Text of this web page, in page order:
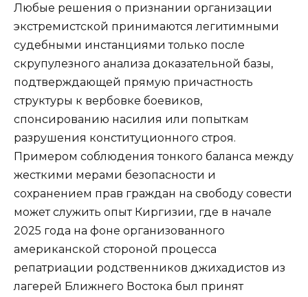
Любые решения о признании организации
экстремистской принимаются легитимными
судебными инстанциями только после
скрупулезного анализа доказательной базы,
подтверждающей прямую причастность
структуры к вербовке боевиков,
спонсированию насилия или попыткам
разрушения конституционного строя.
Примером соблюдения тонкого баланса между
жесткими мерами безопасности и
сохранением прав граждан на свободу совести
может служить опыт Киргизии, где в начале
2025 года на фоне организованного
американской стороной процесса
репатриации родственников джихадистов из
лагерей Ближнего Востока был принят